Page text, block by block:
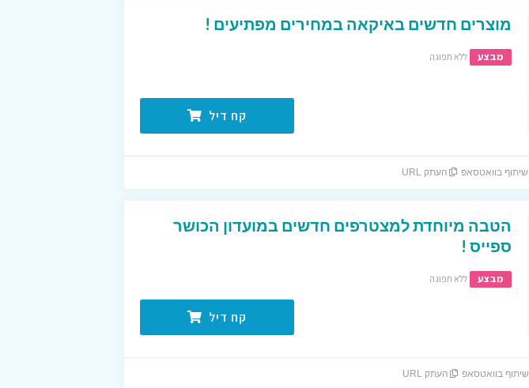
מוצרים חדשים באיקאה במחירים מפתיעים !
מבצע ללא תפוגה
קח דיל
שיתוף בוואטסאפ העתק URL
הטבה מיוחדת למצטרפים חדשים במועדון הכושר
ספייס !
מבצע ללא תפוגה
קח דיל
שיתוף בוואטסאפ העתק URL